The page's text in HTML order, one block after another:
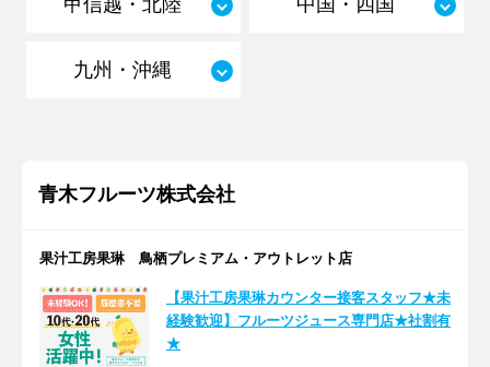
九州・沖縄
青木フルーツ株式会社
果汁工房果琳 鳥栖プレミアム・アウトレット店
【果汁工房果琳カウンター接客スタッフ★未
経験歓迎】フルーツジュース専門店★社割有
★